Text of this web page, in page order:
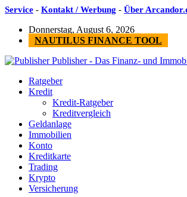
Service - Kontakt / Werbung - Über
Donnerstag, August 6, 2026
NAUTILUS FINANCE TOOL
Publisher - Das Finanz- und
Ratgeber
Kredit
Kredit-Ratgeber
Kreditvergleich
Geldanlage
Immobilien
Konto
Kreditkarte
Trading
Krypto
Versicherung